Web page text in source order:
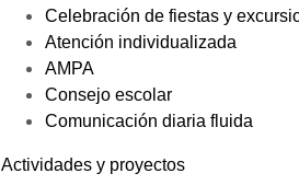
Celebración de fiestas y
Atención individualizada
AMPA
Consejo escolar
Comunicación diaria fluida
Actividades y proyectos